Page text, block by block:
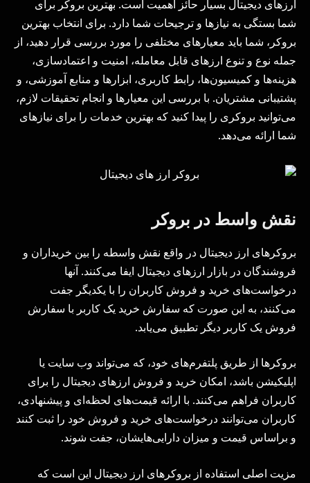
ارزهای دیجیتال بسیار حائز اهمیت است. بهترین بروکر برای
شما بستگی به نیازها و ترجیحات شما دارد. برای انتخاب بهترین
بروکر، شما باید معیارهای مختلفی را مورد بررسی قرار دهید، از
جمله نوع و تنوع ارزهای قابل معامله، امنیت و اعتمادسازی،
هزینه‌ها و کمیسیون‌ها، رابط کاربری، ابزارها و منابع آموزشی، و
پشتیبانی مشتریان. با بررسی این معیارها و انجام تحقیقات لازم،
می‌توانید بروکری را پیدا کنید که بهترین خدمات را برای نیازهای
شما ارائه می‌دهد.
نقش واسط در بروکر
بروکرهای ارز دیجیتال در واقع نقش واسطه را بین خریداران و
فروشندگان در بازار ارزهای دیجیتال ایفا می‌کنند. آنها
درخواست‌های خرید و فروش کاربران را با یکدیگر جفت
می‌کنند، به این صورت که سفارش خرید یک کاربر با سفارش
فروش یک کاربر دیگر تطبیق می‌یابد.
بروکرها از طریق پلتفرم‌های خود، که می‌تواند وب سایت یا
اپلیکیشن باشد، امکان خرید و فروش ارزهای دیجیتال را برای
کاربران فراهم می‌کنند. با ارائه قیمت‌های لحظه‌ای و پیشنهادی،
کاربران می‌توانند درخواست‌های خرید و فروش خود را ثبت کنند
و براساس قیمت و میزان دارایی‌هایشان، جفت شوند.
مزیت اصلی استفاده از بروکرهای ارز دیجیتال این است که